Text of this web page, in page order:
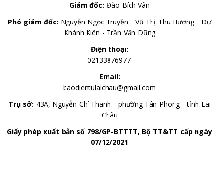
Giám đốc: Đào Bích Vân
Phó giám đốc: Nguyễn Ngọc Truyền - Vũ Thị Thu Hương - Dư
Khánh Kiên - Trần Văn Dũng
Điện thoại:
02133876977;
Email:
baodientulaichau@gmail.com
Trụ sở: 43A, Nguyễn Chí Thanh - phường Tân Phong - tỉnh Lai
Châu
Giấy phép xuất bản số 798/GP-BTTTT, Bộ TT&TT cấp ngày
07/12/2021